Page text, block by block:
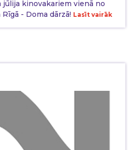
kinovakariem vienā no
- Doma dārzā! Lasīt vairāk